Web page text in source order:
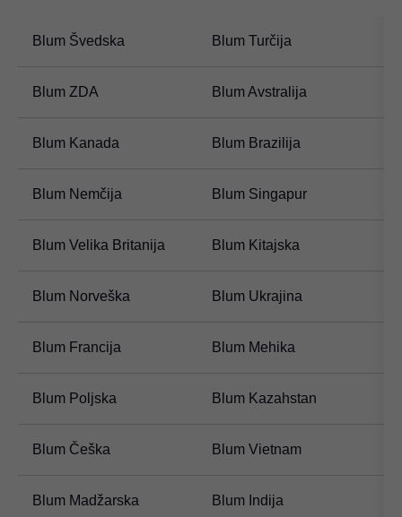
Blum Švedska Blum Turčija
Blum ZDA Blum Avstralija
Blum Kanada Blum Brazilija
Blum Nemčija Blum Singapur
Blum Velika Britanija Blum Kitajska
Blum Norveška Blum Ukrajina
Blum Francija Blum Mehika
Blum Poljska Blum Kazahstan
Blum Češka Blum Vietnam
Blum Madžarska Blum Indija